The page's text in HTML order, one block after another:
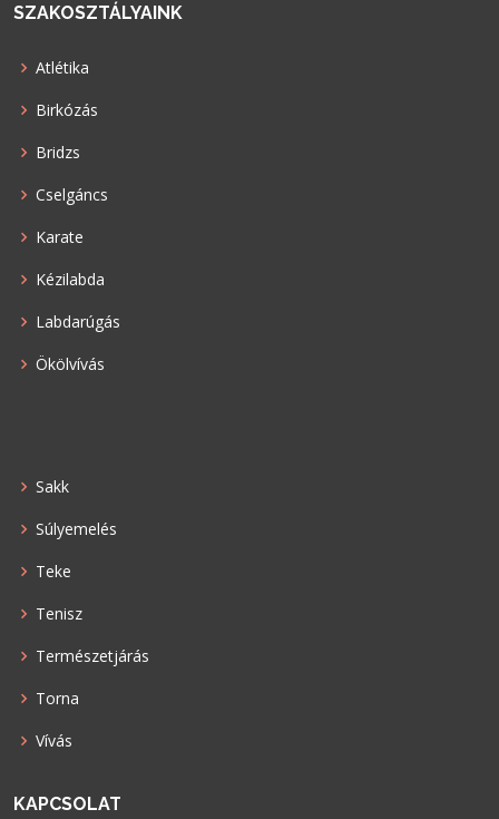
SZAKOSZTÁLYAINK
Atlétika
Birkózás
Bridzs
Cselgáncs
Karate
Kézilabda
Labdarúgás
Ökölvívás
Sakk
Súlyemelés
Teke
Tenisz
Természetjárás
Torna
Vívás
KAPCSOLAT